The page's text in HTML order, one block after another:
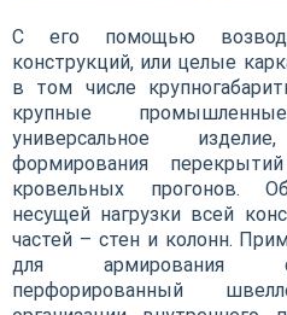
С его помощью
конструкций, или целые
в том числе
крупные
универсальное
формирования
кровельных прогонов.
несущей нагрузки всей
частей – стен и колонн.
для армирования
перфорированный